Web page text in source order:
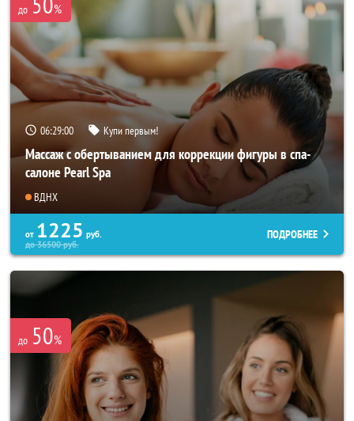
до %
06:28:57 Купи первым!
Массаж с обертыванием для коррекции фигуры в спа-
салоне Pearl Spa
ВДНХ
от 1225 руб.
до36500руб.
ПОДРОБНЕЕ
до 50%